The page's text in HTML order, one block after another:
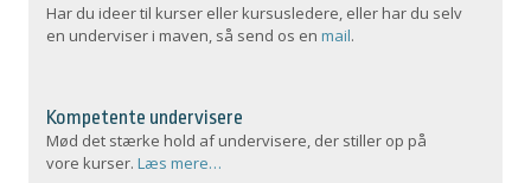
Har du ideer til kurser eller kursusledere, eller har du selv
en underviser i maven, så send os enmail.
Kompetente undervisere
Mød det stærke hold af undervisere, der stiller op på
vore kurser.Læs mere…